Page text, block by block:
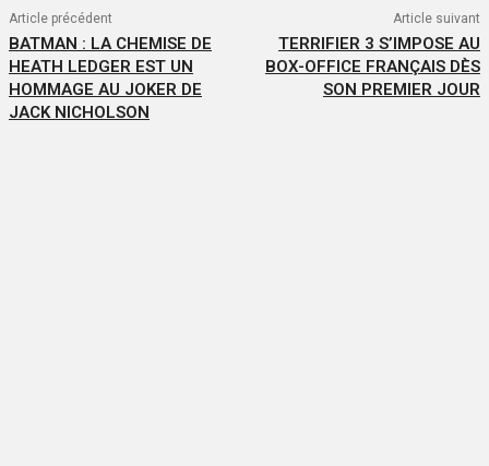
Article précédent
BATMAN : LA CHEMISE DE
HEATH LEDGER EST UN
HOMMAGE AU JOKER DE
JACK NICHOLSON
Article suivant
TERRIFIER 3 S’IMPOSE AU
BOX-OFFICE FRANÇAIS DÈS
SON PREMIER JOUR